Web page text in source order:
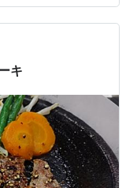
を選択。 そしてお
Beef Pepper
かけて早速混ぜて
キ